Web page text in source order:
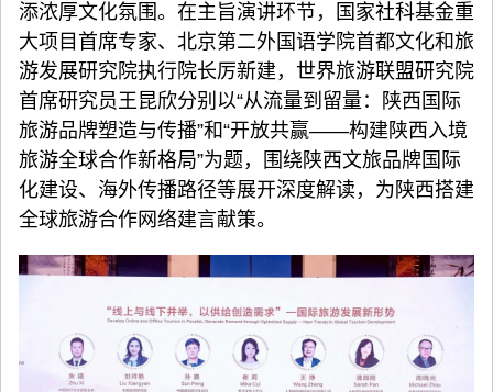
添浓厚文化氛围。在主旨演讲环节，国家社科基金重
大项目首席专家、北京第二外国语学院首都文化和旅
游发展研究院执行院长厉新建，世界旅游联盟研究院
首席研究员王昆欣分别以“从流量到留量：陕西国际
旅游品牌塑造与传播”和“开放共赢——构建陕西入境
旅游全球合作新格局”为题，围绕陕西文旅品牌国际
化建设、海外传播路径等展开深度解读，为陕西搭建
全球旅游合作网络建言献策。